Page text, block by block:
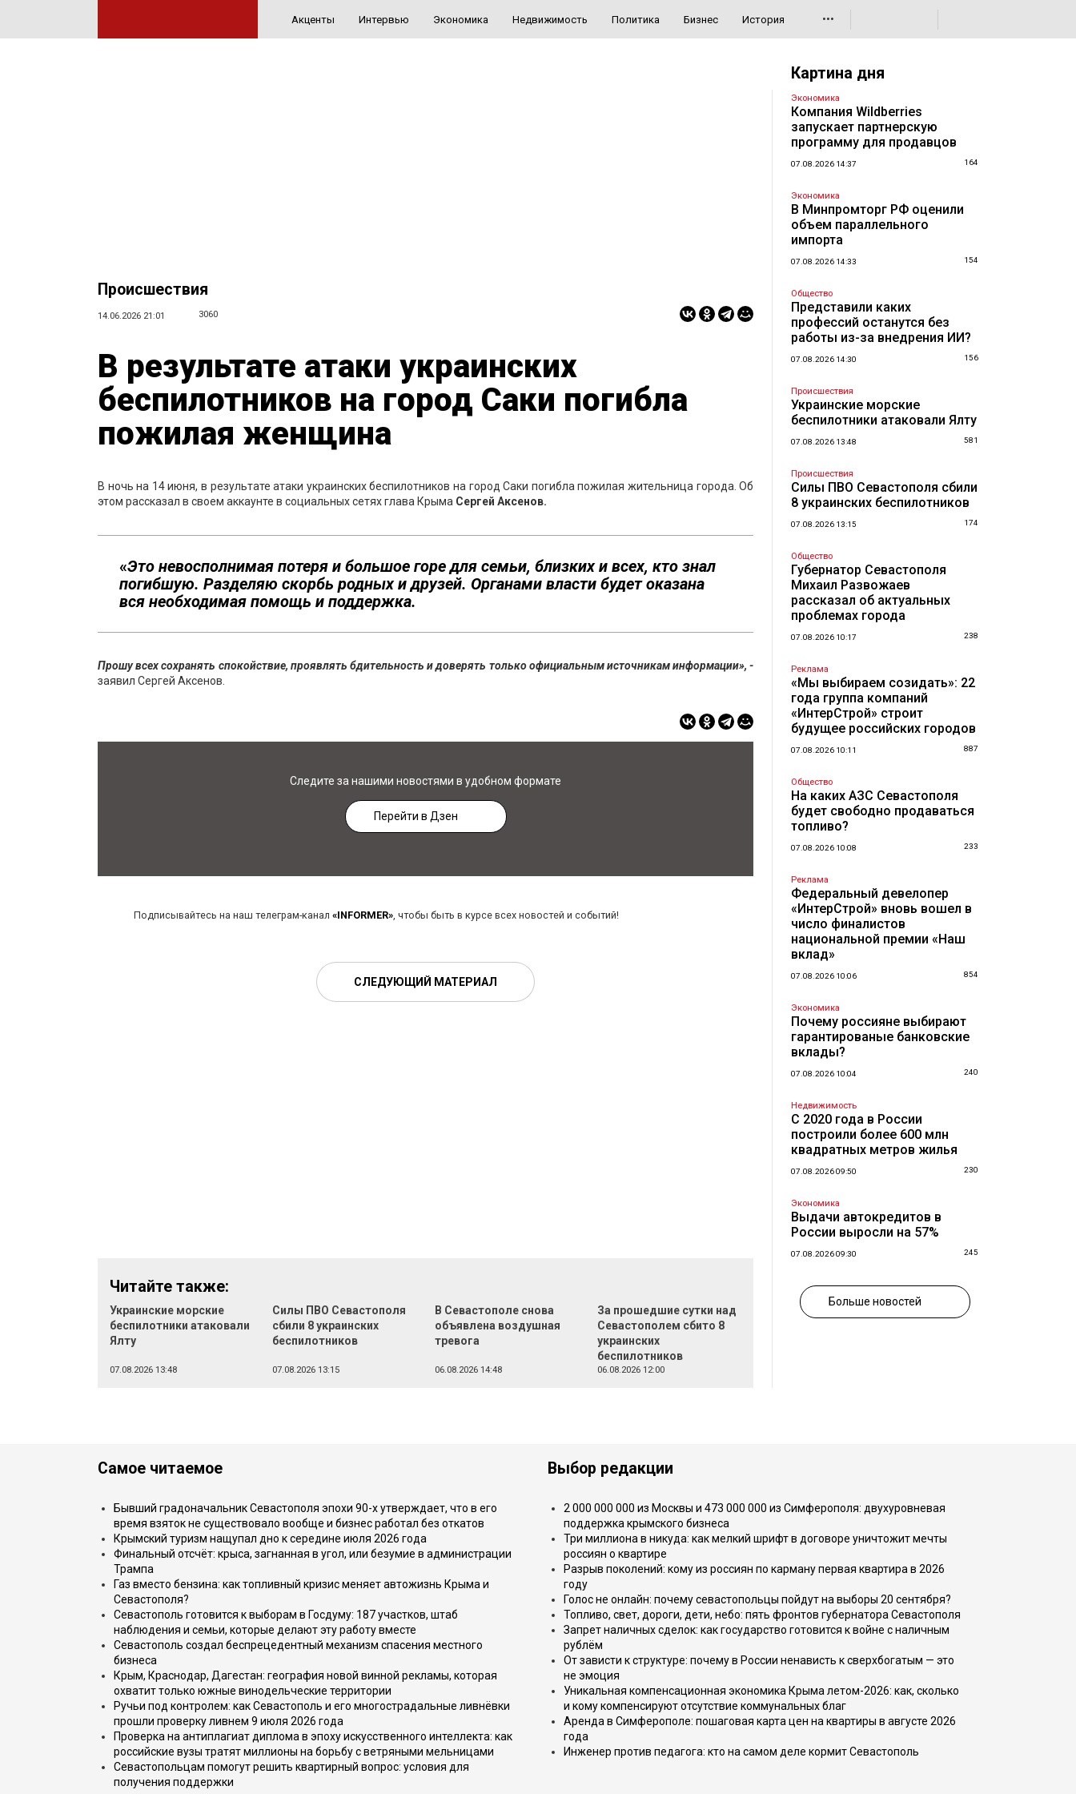
Акценты Интервью Экономика Недвижимость Политика Бизнес История •••
Происшествия
14.06.2026 21:01 3060
В результате атаки украинских
беспилотников на город Саки погибла
пожилая женщина
В ночь на 14 июня, в результате атаки украинских беспилотников на город Саки погибла пожилая жительница города. Об
этом рассказал в своем аккаунте в социальных сетях глава Крыма Сергей Аксенов.
«Это невосполнимая потеря и большое горе для семьи, близких и всех, кто знал
погибшую. Разделяю скорбь родных и друзей. Органами власти будет оказана
вся необходимая помощь и поддержка.
Прошу всех сохранять спокойствие, проявлять бдительность и доверять только официальным источникам информации», -
заявил Сергей Аксенов.
Следите за нашими новостями в удобном формате
Перейти в Дзен
Подписывайтесь на наш телеграм-канал «INFORMER», чтобы быть в курсе всех новостей и событий!
СЛЕДУЮЩИЙ МАТЕРИАЛ
Читайте также:
Украинские морские
беспилотники атаковали
Ялту
07.08.2026 13:48
Силы ПВО Севастополя
сбили 8 украинских
беспилотников
07.08.2026 13:15
В Севастополе снова
объявлена воздушная
тревога
06.08.2026 14:48
За прошедшие сутки над
Севастополем сбито 8
украинских
беспилотников
06.08.2026 12:00
Картина дня
Экономика
Компания Wildberries
запускает партнерскую
программу для продавцов
07.08.2026 14:37 164
Экономика
В Минпромторг РФ оценили
объем параллельного
импорта
07.08.2026 14:33 154
Общество
Представили каких
профессий останутся без
работы из-за внедрения ИИ?
07.08.2026 14:30 156
Происшествия
Украинские морские
беспилотники атаковали Ялту
07.08.2026 13:48 581
Происшествия
Силы ПВО Севастополя сбили
8 украинских беспилотников
07.08.2026 13:15 174
Общество
Губернатор Севастополя
Михаил Развожаев
рассказал об актуальных
проблемах города
07.08.2026 10:17 238
Реклама
«Мы выбираем созидать»: 22
года группа компаний
«ИнтерСтрой» строит
будущее российских городов
07.08.2026 10:11 887
Общество
На каких АЗС Севастополя
будет свободно продаваться
топливо?
07.08.2026 10:08 233
Реклама
Федеральный девелопер
«ИнтерСтрой» вновь вошел в
число финалистов
национальной премии «Наш
вклад»
07.08.2026 10:06 854
Экономика
Почему россияне выбирают
гарантированые банковские
вклады?
07.08.2026 10:04 240
Недвижимость
С 2020 года в России
построили более 600 млн
квадратных метров жилья
07.08.2026 09:50 230
Экономика
Выдачи автокредитов в
России выросли на 57%
07.08.2026 09:30 245
Больше новостей
Самое читаемое
Бывший градоначальник Севастополя эпохи 90-х утверждает, что в его
время взяток не существовало вообще и бизнес работал без откатов
Крымский туризм нащупал дно к середине июля 2026 года
Финальный отсчёт: крыса, загнанная в угол, или безумие в администрации
Трампа
Газ вместо бензина: как топливный кризис меняет автожизнь Крыма и
Севастополя?
Севастополь готовится к выборам в Госдуму: 187 участков, штаб
наблюдения и семьи, которые делают эту работу вместе
Севастополь создал беспрецедентный механизм спасения местного
бизнеса
Крым, Краснодар, Дагестан: география новой винной рекламы, которая
охватит только южные винодельческие территории
Ручьи под контролем: как Севастополь и его многострадальные ливнёвки
прошли проверку ливнем 9 июля 2026 года
Проверка на антиплагиат диплома в эпоху искусственного интеллекта: как
российские вузы тратят миллионы на борьбу с ветряными мельницами
Севастопольцам помогут решить квартирный вопрос: условия для
получения поддержки
Выбор редакции
2 000 000 000 из Москвы и 473 000 000 из Симферополя: двухуровневая
поддержка крымского бизнеса
Три миллиона в никуда: как мелкий шрифт в договоре уничтожит мечты
россиян о квартире
Разрыв поколений: кому из россиян по карману первая квартира в 2026
году
Голос не онлайн: почему севастопольцы пойдут на выборы 20 сентября?
Топливо, свет, дороги, дети, небо: пять фронтов губернатора Севастополя
Запрет наличных сделок: как государство готовится к войне с наличным
рублём
От зависти к структуре: почему в России ненависть к сверхбогатым — это
не эмоция
Уникальная компенсационная экономика Крыма летом-2026: как, сколько
и кому компенсируют отсутствие коммунальных благ
Аренда в Симферополе: пошаговая карта цен на квартиры в августе 2026
года
Инженер против педагога: кто на самом деле кормит Севастополь